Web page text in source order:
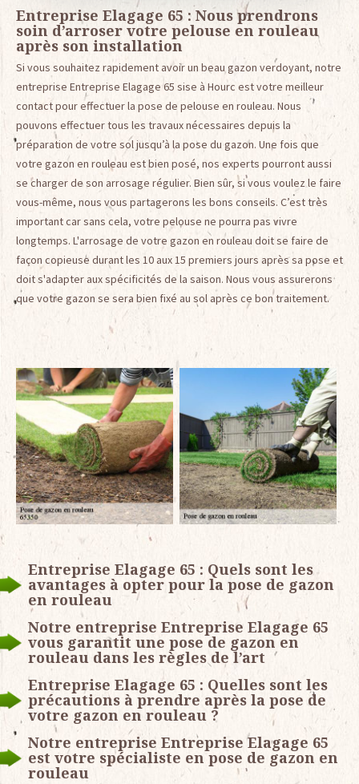
Entreprise Elagage 65 : Nous prendrons
soin d’arroser votre pelouse en rouleau
après son installation
Si vous souhaitez rapidement avoir un beau gazon verdoyant, notre
entreprise Entreprise Elagage 65 sise à Hourc est votre meilleur
contact pour effectuer la pose de pelouse en rouleau. Nous
pouvons effectuer tous les travaux nécessaires depuis la
préparation de votre sol jusqu’à la pose du gazon. Une fois que
votre gazon en rouleau est bien posé, nos experts pourront aussi
se charger de son arrosage régulier. Bien sûr, si vous voulez le faire
vous-même, nous vous partagerons les bons conseils. C’est très
important car sans cela, votre pelouse ne pourra pas vivre
longtemps. L'arrosage de votre gazon en rouleau doit se faire de
façon copieuse durant les 10 aux 15 premiers jours après sa pose et
doit s'adapter aux spécificités de la saison. Nous vous assurerons
que votre gazon se sera bien fixé au sol après ce bon traitement.
Entreprise Elagage 65 : Quels sont les
avantages à opter pour la pose de gazon
en rouleau
Notre entreprise Entreprise Elagage 65
vous garantit une pose de gazon en
rouleau dans les règles de l’art
Entreprise Elagage 65 : Quelles sont les
précautions à prendre après la pose de
votre gazon en rouleau ?
Notre entreprise Entreprise Elagage 65
est votre spécialiste en pose de gazon en
rouleau